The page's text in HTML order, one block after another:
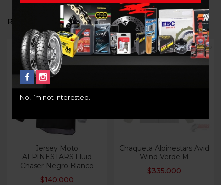
RELATED PRODUCTS
Jersey Moto
ALPINESTARS Fluid
Chaser Negro Blanco
$140.000
Chaqueta Alpinestars Avid
Wind Verde M
$335.000
No, I’m not interested.